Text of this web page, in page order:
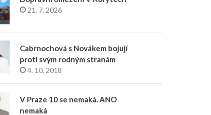
21. 7. 2026
Cabrnochová s Novákem bojují
proti svým rodným stranám
4. 10. 2018
V Praze 10 se nemaká. ANO
nemaká